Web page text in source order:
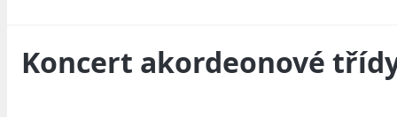
Koncert akordeonové